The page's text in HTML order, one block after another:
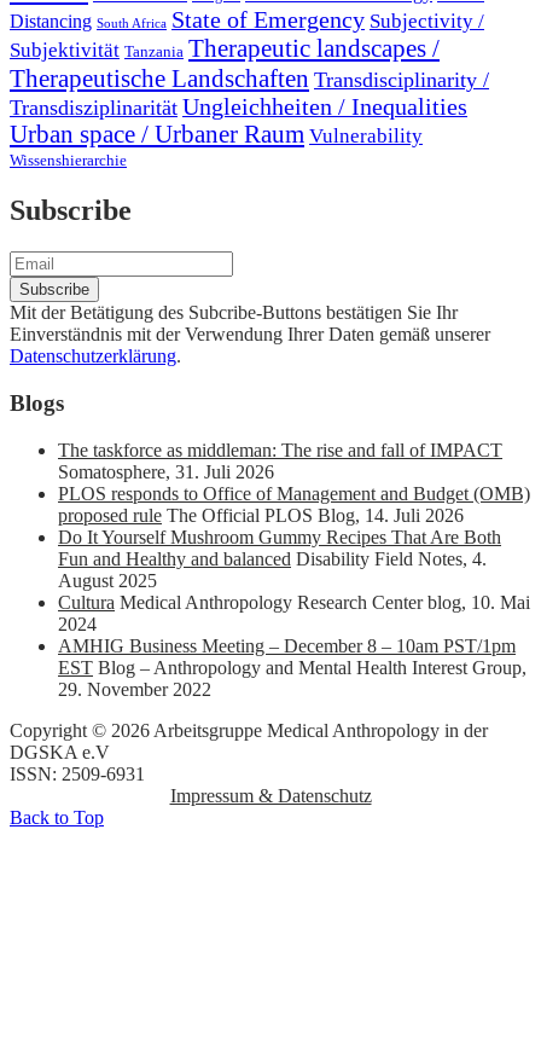
Distancing South Africa State of Emergency Subjectivity /
Subjektivität Tanzania Therapeutic landscapes /
Therapeutische Landschaften Transdisciplinarity /
Transdisziplinarität Ungleichheiten / Inequalities
Urban space / Urbaner Raum Vulnerability
Wissenshierarchie
Subscribe
Mit der Betätigung des Subcribe-Buttons bestätigen Sie Ihr
Einverständnis mit der Verwendung Ihrer Daten gemäß unserer
Datenschutzerklärung.
Blogs
The taskforce as middleman: The rise and fall of IMPACT
Somatosphere, 31. Juli 2026
PLOS responds to Office of Management and Budget (OMB)
proposed rule The Official PLOS Blog, 14. Juli 2026
Do It Yourself Mushroom Gummy Recipes That Are Both
Fun and Healthy and balanced Disability Field Notes, 4.
August 2025
Cultura Medical Anthropology Research Center blog, 10. Mai
2024
AMHIG Business Meeting – December 8 – 10am PST/1pm
EST Blog – Anthropology and Mental Health Interest Group,
29. November 2022
Copyright © 2026 Arbeitsgruppe Medical Anthropology in der
DGSKA e.V
ISSN: 2509-6931
Impressum & Datenschutz
Back to Top